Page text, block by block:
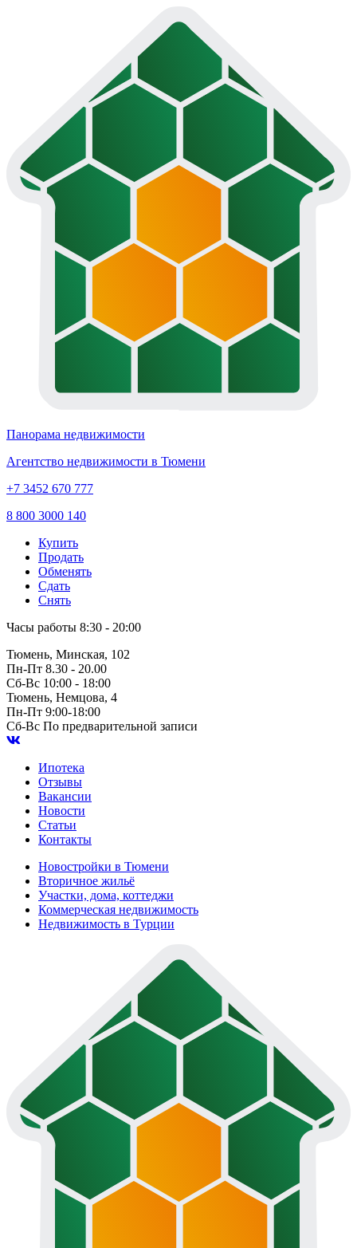
Панорама недвижимости
Агентство недвижимости в Тюмени
+7 3452 670 777
8 800 3000 140
Купить
Продать
Обменять
Сдать
Снять
Часы работы 8:30 - 20:00
Тюмень, Минская, 102
Пн-Пт 8.30 - 20.00
Сб-Вс 10:00 - 18:00
Тюмень, Немцова, 4
Пн-Пт 9:00-18:00
Сб-Вс По предварительной записи
Ипотека
Отзывы
Вакансии
Новости
Статьи
Контакты
Новостройки в Тюмени
Вторичное жильё
Участки, дома, коттеджи
Коммерческая недвижимость
Недвижимость в Турции